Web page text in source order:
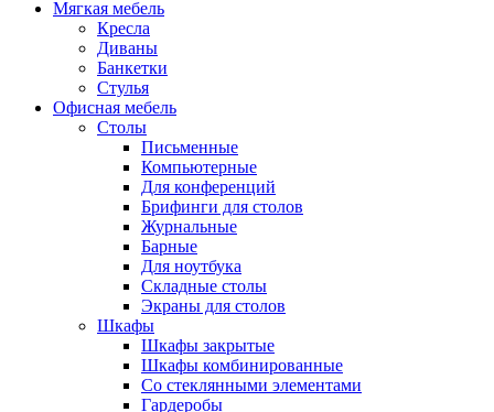
Мягкая мебель
Кресла
Диваны
Банкетки
Стулья
Офисная мебель
Столы
Письменные
Компьютерные
Для конференций
Брифинги для столов
Журнальные
Барные
Для ноутбука
Складные столы
Экраны для столов
Шкафы
Шкафы закрытые
Шкафы комбинированные
Со стеклянными элементами
Гардеробы